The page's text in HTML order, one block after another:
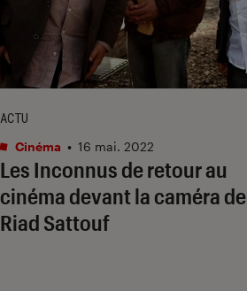
Les Inconnus de retour au
cinéma devant la caméra de
Riad Sattouf
ACTU
Cinéma • 16 mai. 2022